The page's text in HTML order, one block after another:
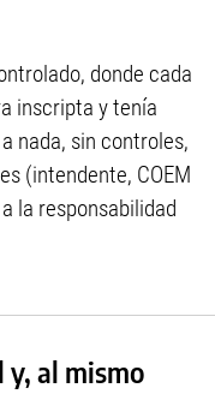
donde cada
inscripta y tenía
nada, sin controles,
(intendente, COEM
la responsabilidad
al mismo